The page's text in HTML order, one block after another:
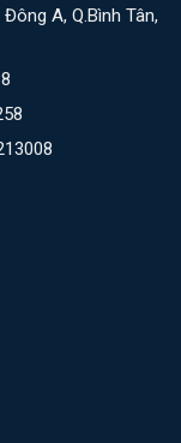
A, Q.Bình Tân,